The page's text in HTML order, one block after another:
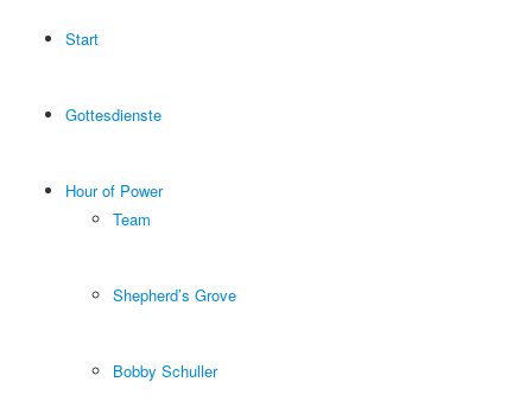
Start
Gottesdienste
Hour of Power
Team
Shepherd’s Grove
Bobby Schuller